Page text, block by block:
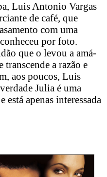
Luis Antonio Vargas
de café, que
com uma
por foto.
que o levou a amá-
a razão e
aos poucos, Luis
Julia é uma
está apenas interessada